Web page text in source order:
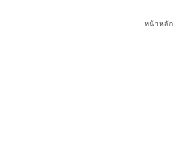
หน้าหลัก